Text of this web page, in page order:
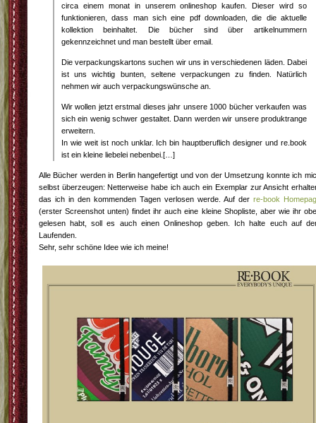
circa einem monat in unserem onlineshop kaufen. Dieser wird so
funktionieren, dass man sich eine pdf downloaden, die die aktuelle
kollektion beinhaltet. Die bücher sind über artikelnummern
gekennzeichnet und man bestellt über email.
Die verpackungskartons suchen wir uns in verschiedenen läden. Dabei
ist uns wichtig bunten, seltene verpackungen zu finden. Natürlich
nehmen wir auch verpackungswünsche an.
Wir wollen jetzt erstmal dieses jahr unsere 1000 bücher verkaufen was
sich ein wenig schwer gestaltet. Dann werden wir unsere produktrange
erweitern.
In wie weit ist noch unklar. Ich bin hauptberuflich designer und re.book
ist ein kleine liebelei nebenbei.[…]
Alle Bücher werden in Berlin hangefertigt und von der Umsetzung konnte ich
selbst überzeugen: Netterweise habe ich auch ein Exemplar zur Ansicht
das ich in den kommenden Tagen verlosen werde. Auf der re-book
(erster Screenshot unten) findet ihr auch eine kleine Shopliste, aber wie ihr
gelesen habt, soll es auch einen Onlineshop geben. Ich halte euch auf
Laufenden.
Sehr, sehr schöne Idee wie ich meine!